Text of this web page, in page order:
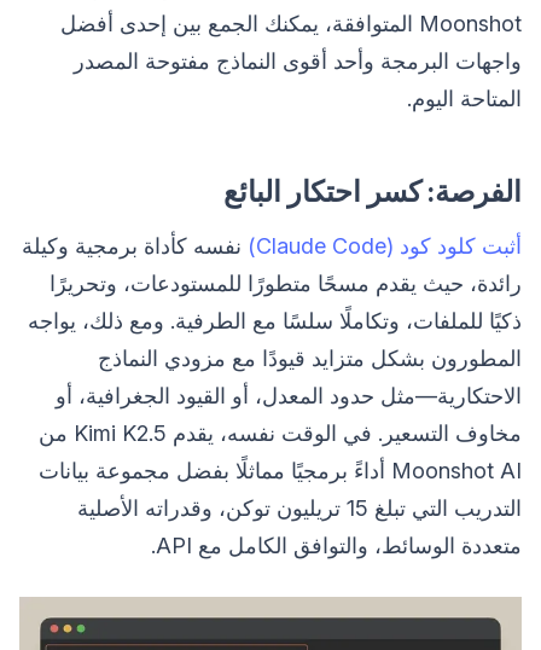
Moonshot المتوافقة، يمكنك الجمع بين إحدى أفضل
واجهات البرمجة وأحد أقوى النماذج مفتوحة المصدر
المتاحة اليوم.
الفرصة: كسر احتكار البائع
أثبت كلود كود (Claude Code)
نفسه كأداة برمجية وكيلة
رائدة، حيث يقدم مسحًا متطورًا للمستودعات، وتحريرًا
ذكيًا للملفات، وتكاملًا سلسًا مع الطرفية. ومع ذلك، يواجه
المطورون بشكل متزايد قيودًا مع مزودي النماذج
الاحتكارية—مثل حدود المعدل، أو القيود الجغرافية، أو
مخاوف التسعير. في الوقت نفسه، يقدم Kimi K2.5 من
Moonshot AI أداءً برمجيًا مماثلًا بفضل مجموعة بيانات
التدريب التي تبلغ 15 تريليون توكن، وقدراته الأصلية
متعددة الوسائط، والتوافق الكامل مع API.